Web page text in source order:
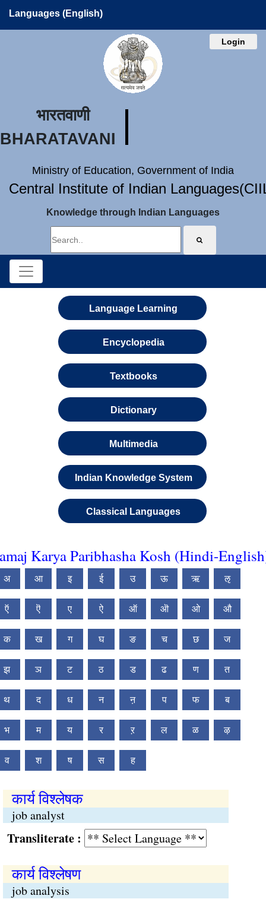
Languages (English)
Login
भारतवाणी
BHARATAVANI
Ministry of Education, Government of India
Central Institute of Indian
Knowledge through Indian Languages
Language Learning
Encyclopedia
Textbooks
Dictionary
Multimedia
Indian Knowledge System
Classical Languages
Karya Paribhasha Kosh (Hindi-
अ आ इ ई उ ऊ ऋ ऌ
ऍ ऎ ए ऐ ऑ ऒ ओ औ
क ख ग घ ङ च छ ज
झ ञ ट ठ ड ढ ण त
थ द ध न ऩ प फ ब
भ म य र ऱ ल ळ ऴ
व श ष स ह
कार्य विश्लेषक
job analyst
:
कार्य विश्लेषण
job analysis